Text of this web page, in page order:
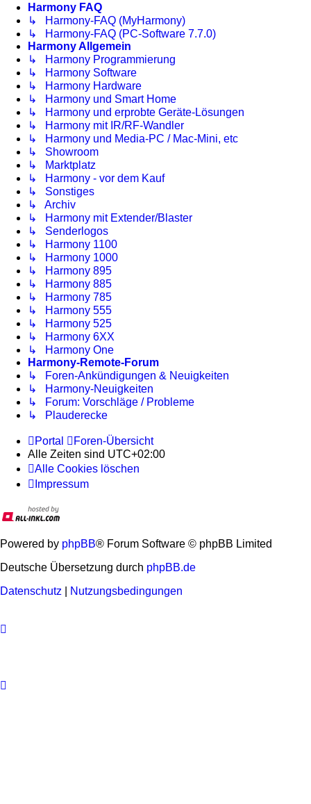
Harmony FAQ
↳ Harmony-FAQ (MyHarmony)
↳ Harmony-FAQ (PC-Software 7.7.0)
Harmony Allgemein
↳ Harmony Programmierung
↳ Harmony Software
↳ Harmony Hardware
↳ Harmony und Smart Home
↳ Harmony und erprobte Geräte-Lösungen
↳ Harmony mit IR/RF-Wandler
↳ Harmony und Media-PC / Mac-Mini, etc
↳ Showroom
↳ Marktplatz
↳ Harmony - vor dem Kauf
↳ Sonstiges
↳ Archiv
↳ Harmony mit Extender/Blaster
↳ Senderlogos
↳ Harmony 1100
↳ Harmony 1000
↳ Harmony 895
↳ Harmony 885
↳ Harmony 785
↳ Harmony 555
↳ Harmony 525
↳ Harmony 6XX
↳ Harmony One
Harmony-Remote-Forum
↳ Foren-Ankündigungen & Neuigkeiten
↳ Harmony-Neuigkeiten
↳ Forum: Vorschläge / Probleme
↳ Plauderecke
Portal
Foren-Übersicht
Alle Zeiten sind UTC+02:00
Alle Cookies löschen
Impressum
Powered by phpBB® Forum Software © phpBB Limited
Deutsche Übersetzung durch phpBB.de
Datenschutz
Nutzungsbedingungen